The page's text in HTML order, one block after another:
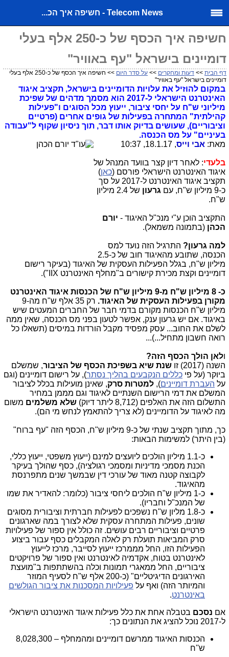
Telecom News - חשיפה איך הכ...
חשיפה איך הכסף של כ-250 אלף בעלי
דומיינים בישראל "עף באוויר"
דף הבית >> דעות ומחקרים >> על סדר היום
>> חשיפה איך הכסף של כ-250 אלף בעלי
דומיינים בישראל "עף באוויר"
במקום להוזיל את עלויות הדומיינים בישראל, תקציב איגוד
האינטרנט הישראלי ל-2017 הוא מסמך מדהים של שפיכת
מיליוני ש"ח על יחסי ציבור, ייעוץ מכל הסוגים ו"פעילות
קהילתית" המתחרה בפעילות של גופים אחרים (פרטיים
וציבוריים), שעושים בדיוק אותו דבר, תוך ניסיון שקוף ל"עבודה
בעיניים" על מס הכנסה.
מאת: אבי וייס, 18.1.17, 10:37
בלעדי: לאחר דיון קצר בוועד המנהל של
איגוד האינטרנט הישראלי פורסם (כאן)
תקציב איגוד האינטרנט ל-2017 על סך
כ-9 מיליון ש"ח, עם
גרעון
של 2.4 מיליון
ש"ח.
התקציב הוכן ע"י מנכ"ל האיגוד - יורם
הכהן (בתמונה משמאל).
למה גרעון? התרגיל הזה נועד למס
הכנסה, שתובע מהאיגוד חוב של כ-2.5
מיליון ש"ח, בגלל הפעילות העסקית של האיגוד (בעיקר רישום
דומיינים וקצת מכירת קישורים ב"מחלף האינטרנט IIX").
כ- 8 מיליון ש"ח מ-9 מיליון ש"ח של הכנסות איגוד האינטרנט
מקורן בפעילות העסקית של האיגוד.
רק 35 אלף ש"ח מה-9
מיליון ש"ח הכנסות מקורם בדמי חבר של החברים המעטים שיש
באיגוד. אם יש גרעון ענק, אפשר לטעון בפני מס הכנסה, שאין ממה
לשלם את החוב... עסק מפסיד מקבל הורדות במיסים (תשאלו כל
רואה חשבון מתחיל...)...
ולאן הולך הכסף הזה?
השנה (2017) זו
שנת שיא בשפיכת הכסף של הציבור, שמשלם
ביוקר (על פי כללים הנקבעים בהליך נסתר), על רישום דומיינים (וגם
על העברת דומיינים), למטרות סרק, שאינן מועילות בכלל לציבור
המשלם את דמי הרישום השנתיים לאיגוד וגם מממן במחיר
התשלום הזה את האלפים (8,712 ליתר דיוק)
שלא משלמים משום
מה לאיגוד על הדומיינים (לא צריך להתאמץ לנחש מי הם).
כך, מתוך תקציב שנתי של כ-9 מיליון ש"ח, הכסף הזה "עף ברוח"
(בין היתר) למשימות הבאות:
כ-1.1 מיליון הולכים ליועצים למינם (ייעוץ משפטי, ייעוץ כללי,
הכנת מסמכי מדיניות ומסמכי רגולציה), כסף שהולך בעיקר
לקבוצה קטנה מאוד של עורכי דין שבמשך שנים מתפרנסת
מהאיגוד.
כ-1 מיליון ש"ח הולכים ליחסי ציבור (כלומר: להאדיר את שמו
של המנכ"ל וחבריו).
כ-1.8 מליון ש"ח נשפכים לפעילות חברתית וציבורית מסוגים
שונים, פעילות המתחרה עסקית שלא לצורך במה שארגונים
פרטיים וציבוריים רבים עושים. זה כולל אין ספור של פעילויות
סרק המביאות תועלת רק לאלה המקבלים כסף עבור ביצוע
הפעילות הזו, החל מממרכז ייעוץ לסייבר, מרכז לייעוץ
לאינטרנט בטוח, אקדמיה לאינטרנט ואין ספור של פרויקטים
ציבוריים, החל ממאגרי תמונות וכלה בהשתתפות ב"מועצת
האירגונים הדיגיטליים" (כ-200 אלף ש"ח לסעיף המוזר
והמיותר הזה) ואף על פעילויות המסכנות את ציבור הגולשים
באינטרנט.
אם נסכם בטבלה אחת את כלל פעילות איגוד האינטרנט הישראלי
ל-2017 נוכל להציג את הנתונים כך:
הכנסות האיגוד ממרשם דומיינים ומהמחלף – 8,028,300
ש''ח